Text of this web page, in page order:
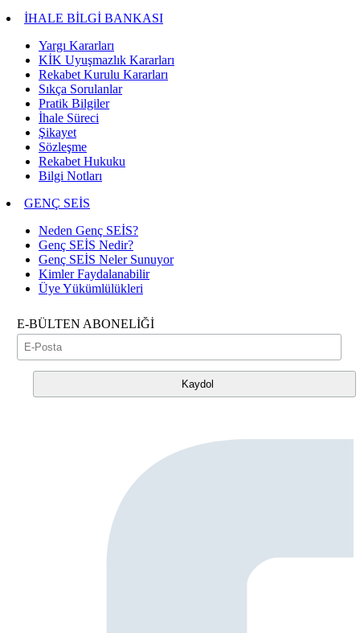
İHALE BİLGİ BANKASI
Yargı Kararları
KİK Uyuşmazlık Kararları
Rekabet Kurulu Kararları
Sıkça Sorulanlar
Pratik Bilgiler
İhale Süreci
Şikayet
Sözleşme
Rekabet Hukuku
Bilgi Notları
GENÇ SEİS
Neden Genç SEİS?
Genç SEİS Nedir?
Genç SEİS Neler Sunuyor
Kimler Faydalanabilir
Üye Yükümlülükleri
E-BÜLTEN ABONELİĞİ